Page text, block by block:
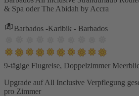
& Spa oder The Abidah by Accra
Barbados -Karibik - Barbados
9-tägige Flugreise, Doppelzimmer
Upgrade auf All Inclusive Verpflegung
pro Zimmer